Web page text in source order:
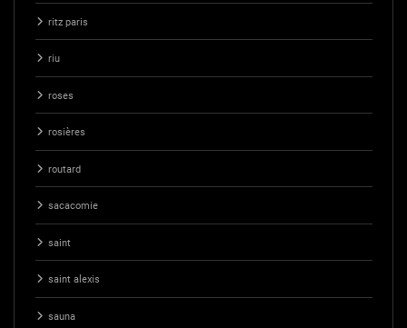
ritz paris
riu
roses
rosières
routard
sacacomie
saint
saint alexis
sauna